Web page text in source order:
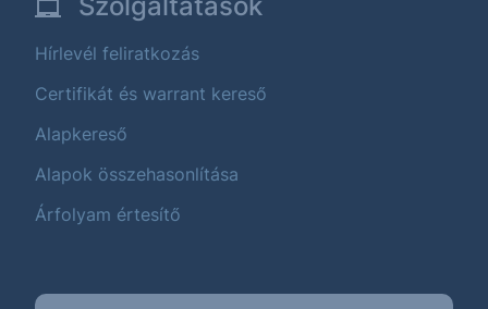
Szolgáltatások
Hírlevél feliratkozás
Certifikát és warrant kereső
Alapkereső
Alapok összehasonlítása
Árfolyam értesítő